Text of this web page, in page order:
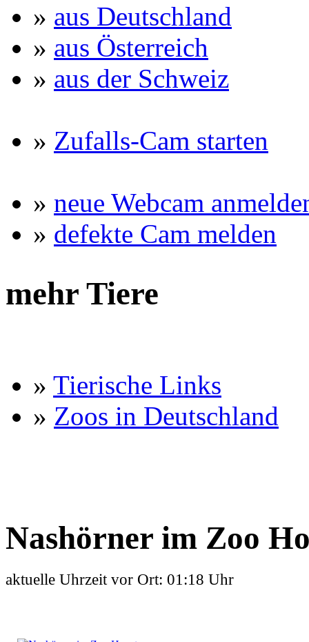
» aus Deutschland
» aus Österreich
» aus der Schweiz
» Zufalls-Cam starten
» neue Webcam
» defekte Cam melden
mehr Tiere
» Tierische Links
» Zoos in Deutschland
Nashörner im Zoo
aktuelle Uhrzeit vor Ort: 01:18 Uhr